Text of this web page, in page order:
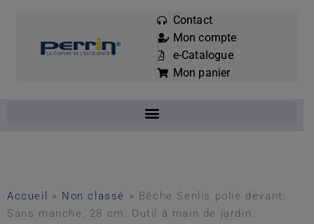
Mots
clés
:
Contact
Mon compte
e-Catalogue
Mon panier
Accueil » Non classé » Bêche Senlis polie devant.
Sans manche, 28 cm. Outil à main de jardin.